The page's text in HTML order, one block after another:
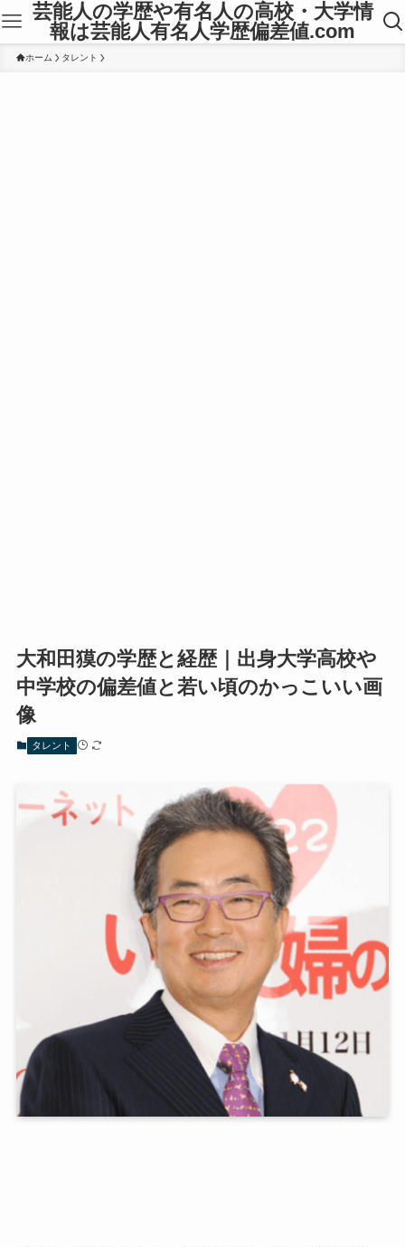
芸能人の学歴や有名人の高校・大学情
報は芸能人有名人学歴偏差値.com
ホーム タレント
大和田獏の学歴と経歴｜出身大学高校や
中学校の偏差値と若い頃のかっこいい画
像
タレント